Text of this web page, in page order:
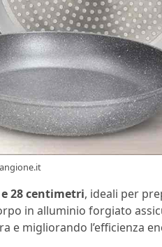
28 centimetri, ideali per
in alluminio forgiato
e migliorando l’efficienza